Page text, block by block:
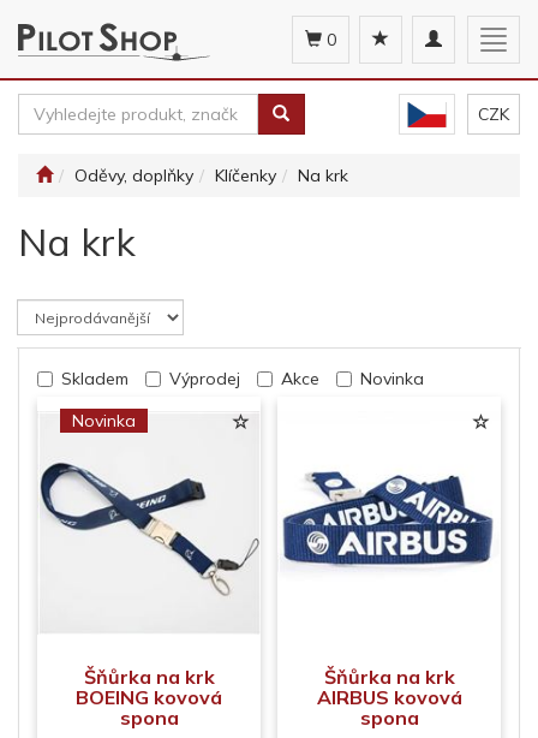
Toggle
navigation
0
CZK
Oděvy, doplňky Klíčenky Na krk
Na krk
Skladem Výprodej Akce
Novinka
Novinka
Šňůrka na krk
BOEING kovová
spona
Šňůrka na krk
AIRBUS kovová
spona